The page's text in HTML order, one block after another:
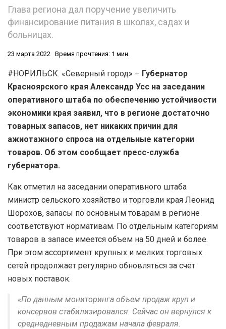
Глава региона дал поручение увеличить
финансирование питания в школах, садах и
больницах.
23 марта 2022 Время прочтения: 1 мин.
#НОРИЛЬСК. «Северный город» – Губернатор
Красноярского края Александр Усс на заседании
оперативного штаба по обеспечению устойчивости
экономики края заявил, что в регионе достаточно
товарных запасов, нет никаких причин для
ажиотажного спроса на отдельные категории
товаров. Об этом сообщает пресс-служба
губернатора.
Как отметил на заседании оперативного штаба
министр сельского хозяйство и торговли края Леонид
Шорохов, запасы по основным товарам в регионе
соответствуют нормативам. По отдельным категориям
товаров в запасе имеется объем на 50 дней и более.
При этом ассортимент крупных и мелких торговых
сетей продолжает регулярно обновляться за счет
новых поставок.
«По данным мониторинга объем продаж круп и
консервов стабилизировался. Сейчас он вернулся к
среднедневным продажам начала февраля.